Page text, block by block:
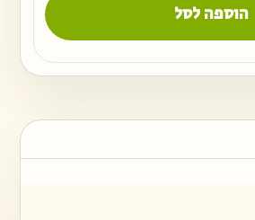
הוספה לסל